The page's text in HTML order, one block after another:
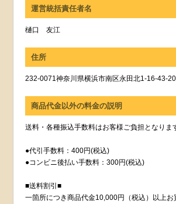
運営統括責任者名
樋口 友江
住所
232-0071神奈川県横浜市南区永田北1-16-43-
商品代金以外の料金の説明
送料・各種振込手数料はお客様ご負担となりま
●代引手数料：400円(税込)
●コンビニ後払い手数料：300円(税込)
■送料割引■
一箇所につき商品代金10,000円（税込）以上お